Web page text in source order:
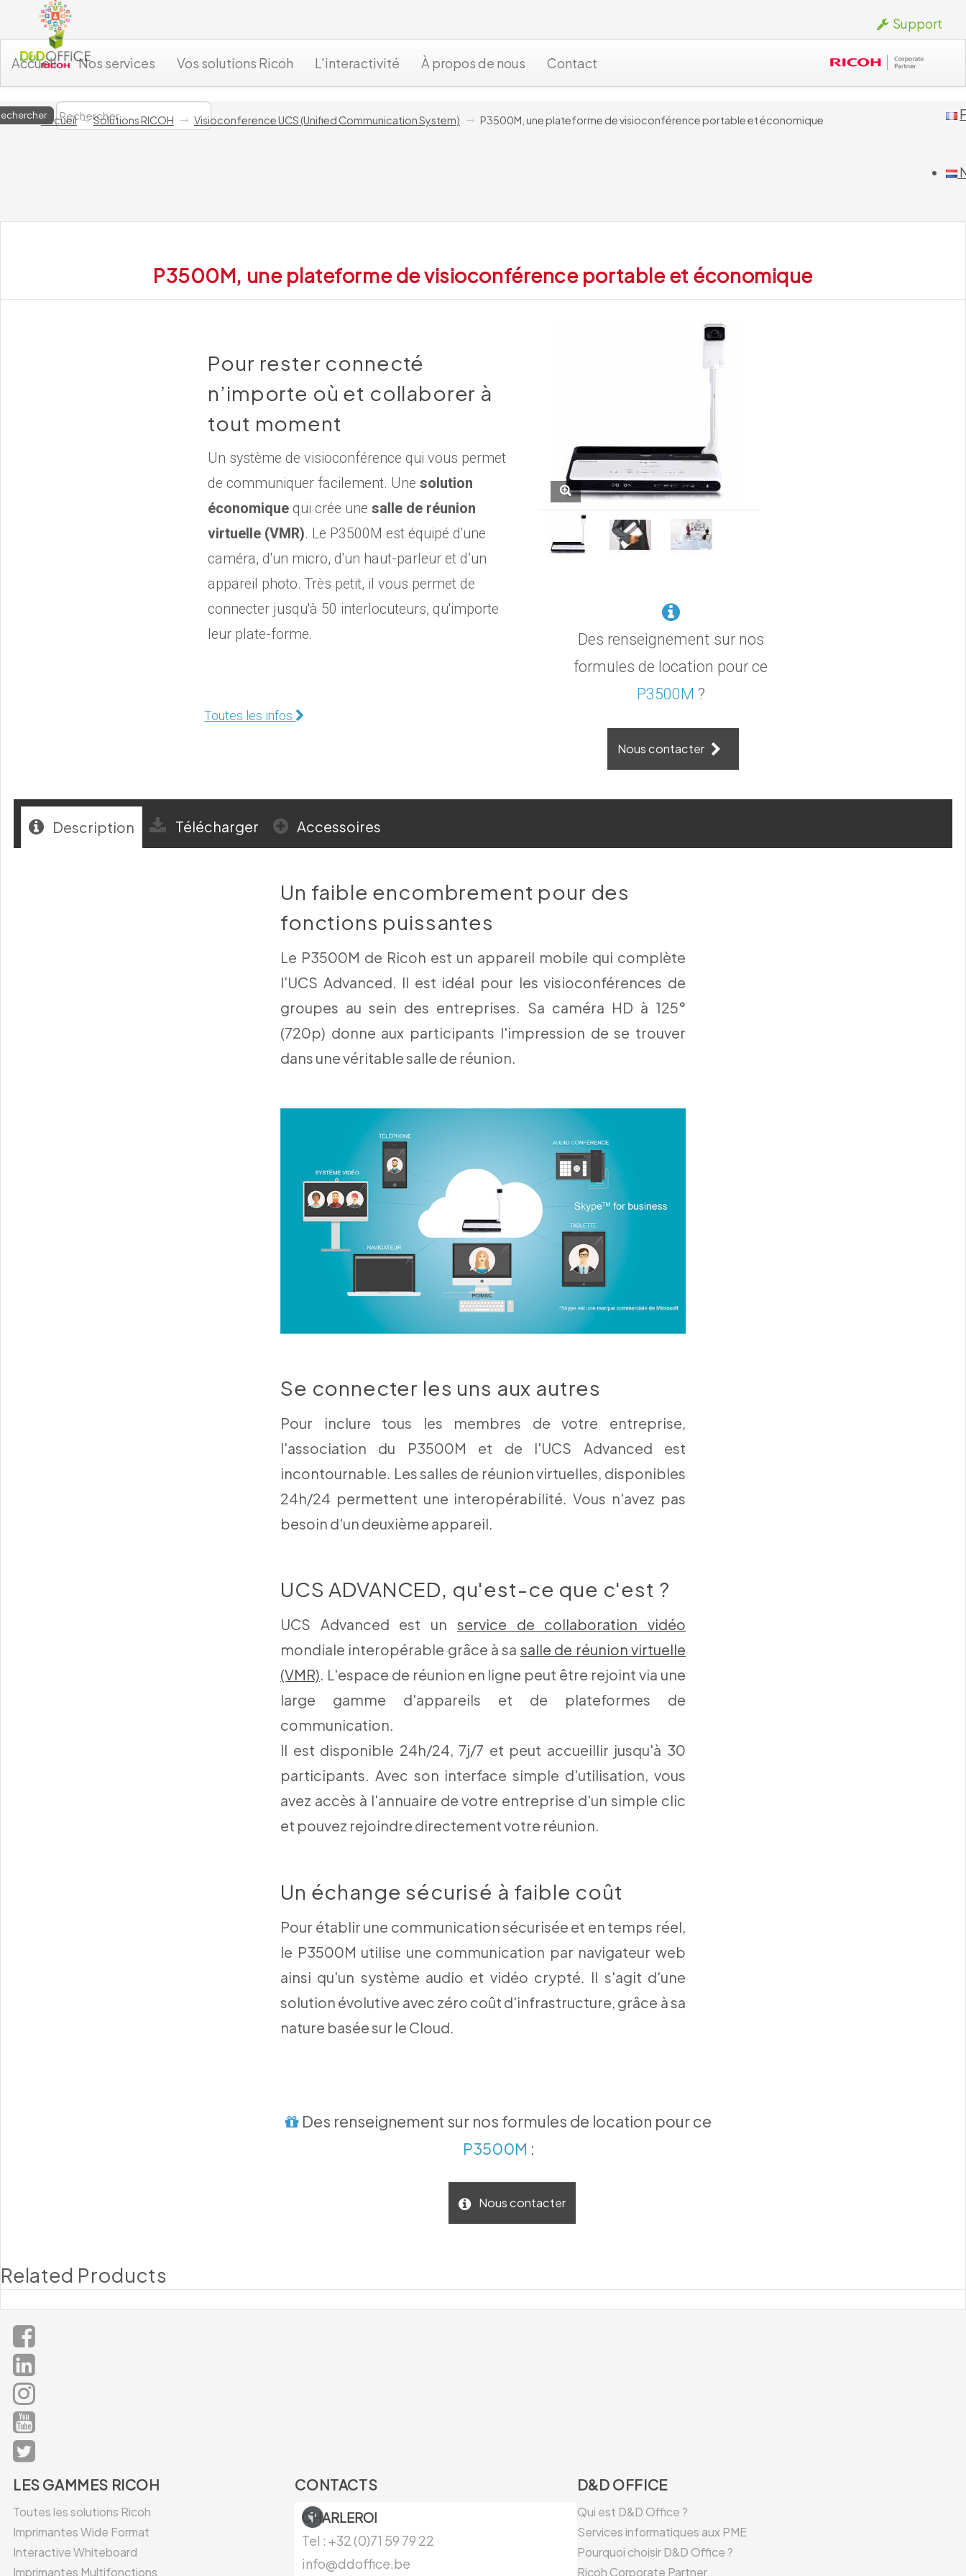
Accueil Nos services Vos solutions Ricoh L'interactivité À propos de nous Contact
Support
Accueil Solutions RICOH Visioconference UCS (Unified Communication System) P3500M, une plateforme de visioconférence portable et économique
P3500M, une plateforme de visioconférence portable et économique
Pour rester connecté
n’importe où et collaborer à
tout moment
Un système de visioconférence qui vous permet
de communiquer facilement. Unesolution
économique qui crée unesalle de réunion
virtuelle (VMR). Le P3500M est équipé d'une
caméra, d'un micro, d'un haut-parleur et d’un
appareil photo. Très petit, il vous permet de
connecter jusqu'à 50 interlocuteurs, qu'importe
leur plate-forme.
Toutes les infos
Des renseignement sur nos
formules de location pour ce
P3500M ?
Nous contacter
Description Télécharger Accessoires
Un faible encombrement pour des
fonctions puissantes
Le P3500M de Ricoh est un appareil mobile qui complète
l'UCS Advanced. Il est idéal pour les visioconférences de
groupes au sein des entreprises. Sa caméra HD à 125°
(720p) donne aux participants l'impression de se trouver
dans une véritable salle de réunion.
Se connecter les uns aux autres
Pour inclure tous les membres de votre entreprise,
l'association du P3500M et de l'UCS Advanced est
incontournable. Les salles de réunion virtuelles, disponibles
24h/24 permettent une interopérabilité. Vous n'avez pas
besoin d'un deuxième appareil.
UCS ADVANCED, qu'est-ce que c'est ?
UCS Advanced est un service de collaboration vidéo
mondiale interopérable grâce à sa salle de réunion virtuelle
(VMR). L'espace de réunion en ligne peut être rejoint via une
large gamme d'appareils et de plateformes de
communication.
Il est disponible 24h/24, 7j/7 et peut accueillir jusqu'à 30
participants. Avec son interface simple d'utilisation, vous
avez accès à l'annuaire de votre entreprise d'un simple clic
et pouvez rejoindre directement votre réunion.
Un échange sécurisé à faible coût
Pour établir une communication sécurisée et en temps réel,
le P3500M utilise une communication par navigateur web
ainsi qu'un système audio et vidéo crypté. Il s'agit d'une
solution évolutive avec zéro coût d'infrastructure, grâce à sa
nature basée sur le Cloud.
Des renseignement sur nos formules de location pour ce
P3500M :
Nous contacter
Related Products
LES GAMMES RICOH
Toutes les solutions Ricoh
Imprimantes Wide Format
Interactive Whiteboard
Imprimantes Multifonctions
CONTACTS
CHARLEROI
Tel : +32 (0)71 59 79 22
info@ddoffice.be
D&D OFFICE
Qui est D&D Office ?
Services informatiques aux PME
Pourquoi choisir D&D Office ?
Ricoh Corporate Partner